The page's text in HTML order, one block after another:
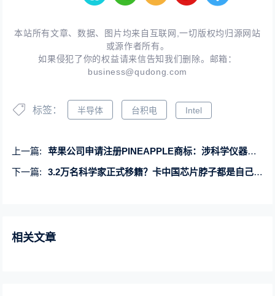
本站所有文章、数据、图片均来自互联网,一切版权均归源网站
或源作者所有。
如果侵犯了你的权益请来信告知我们删除。邮箱：
business@qudong.com
标签： 半导体 台积电 Intel
上一篇:
苹果公司申请注册PINEAPPLE商标：涉科学仪器、建筑修理等领域
下一篇:
3.2万名科学家正式移籍？卡中国芯片脖子都是自己人？华为：纯属谣言 欢迎举报
相关文章